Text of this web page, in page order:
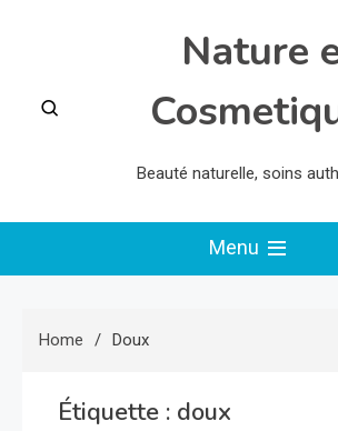
Nature
Beauté naturelle, soins
Menu
Home Doux
Étiquette : doux